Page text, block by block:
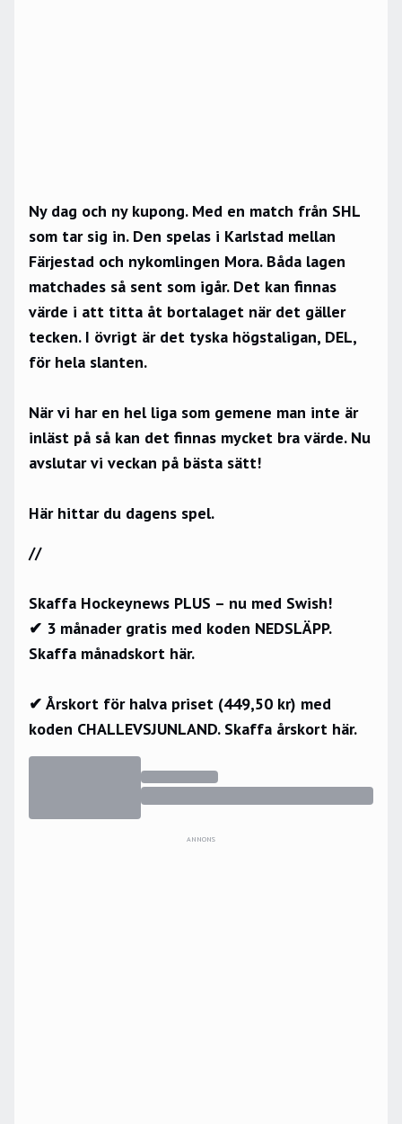
Ny dag och ny kupong. Med en match från SHL
som tar sig in. Den spelas i Karlstad mellan
Färjestad och nykomlingen Mora. Båda lagen
matchades så sent som igår. Det kan finnas
värde i att titta åt bortalaget när det gäller
tecken. I övrigt är det tyska högstaligan, DEL,
för hela slanten.
När vi har en hel liga som gemene man inte är
inläst på så kan det finnas mycket bra värde. Nu
avslutar vi veckan på bästa sätt!
Här hittar du dagens spel.
//
Skaffa Hockeynews PLUS – nu med Swish!
✔ 3 månader gratis med koden NEDSLÄPP.
Skaffa månadskort här.
✔ Årskort för halva priset (449,50 kr) med
koden CHALLEVSJUNLAND. Skaffa årskort här.
ANNONS